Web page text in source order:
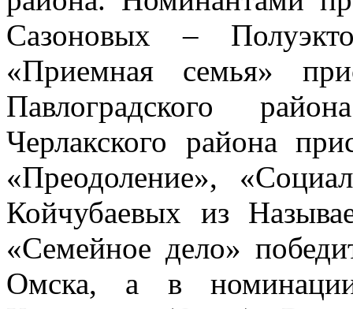
Сазоновых –
«Приемная семья»
Павлоградского
Черлакского района
«Преодоление»,
Койчубаевых из
«Семейное дело»
Омска, а в